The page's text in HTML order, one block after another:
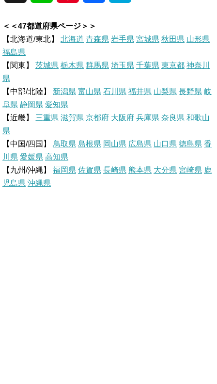
n n
s
t
c
k
t
＜＜47都道府県ページ＞＞
【北海道/東北】 北海道 青森県 岩手県 宮城県 秋田県 山形県
福島県
【関東】 茨城県 栃木県 群馬県 埼玉県 千葉県 東京都 神奈川
県
【中部/北陸】 新潟県 富山県 石川県 福井県 山梨県 長野県 岐
阜県 静岡県 愛知県
【近畿】 三重県 滋賀県 京都府 大阪府 兵庫県 奈良県 和歌山
県
【中国/四国】 鳥取県 島根県 岡山県 広島県 山口県 徳島県 香
川県 愛媛県 高知県
【九州/沖縄】 福岡県 佐賀県 長崎県 熊本県 大分県 宮崎県 鹿
児島県 沖縄県